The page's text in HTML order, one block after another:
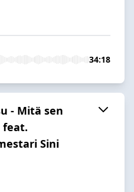
34:18
- Mitä sen
feat.
Sini